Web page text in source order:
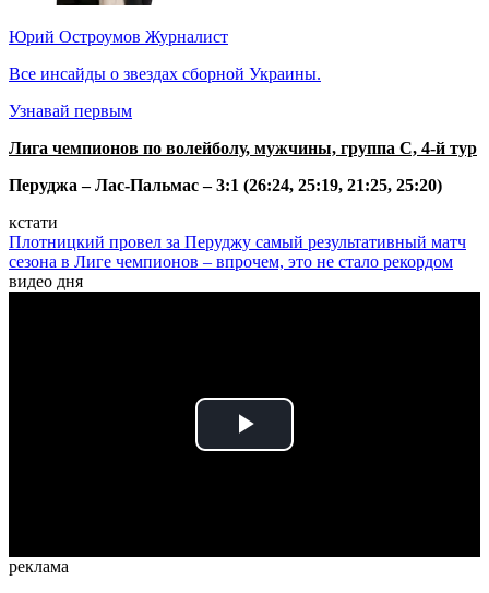
Юрий Остроумов Журналист
Все инсайды о звездах сборной Украины.
Узнавай первым
Лига чемпионов по волейболу, мужчины, группа С, 4-й тур
Перуджа – Лас-Пальмас – 3:1 (26:24, 25:19, 21:25, 25:20)
кстати
Плотницкий провел за Перуджу самый результативный матч
сезона в Лиге чемпионов – впрочем, это не стало рекордом
видео дня
Play
реклама